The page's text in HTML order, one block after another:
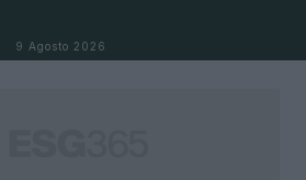
9 Agosto 2026